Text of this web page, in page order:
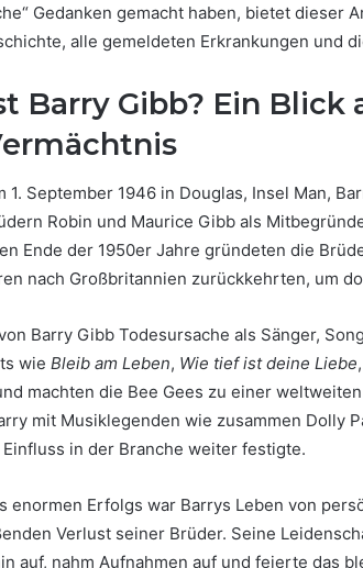
Gedanken gemacht haben, bietet dieser
alle gemeldeten Erkrankungen und
Barry Gibb? Ein Blick
1. September 1946 in Douglas, Insel Man,
Robin und Maurice Gibb als
Ende der 1950er Jahre gründeten die
nach Großbritannien zurückkehrten, um
Barry Gibb Todesursache als Sänger,
wie Bleib am Leben, Wie tief ist deine Liebe
machten die Bee Gees zu einer
mit Musiklegenden wie zusammen Dolly
in der Branche weiter festigte.
enormen Erfolgs war Barrys Leben von
Verlust seiner Brüder. Seine
auf, nahm Aufnahmen auf und feierte das